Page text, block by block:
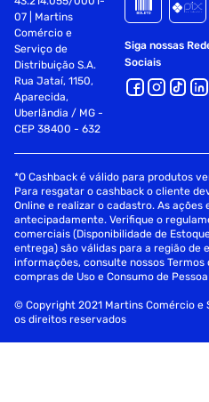
07 | Martins
Comércio e
Serviço de
Distribuição S.A.
Rua Jataí, 1150,
Aparecida,
Uberlândia / MG -
CEP 38400 - 632
Siga nossas
Sociais
*O Cashback é válido para produtos
Para resgatar o cashback o cliente
Online e realizar o cadastro. As ações
antecipadamente. Verifique o
comerciais (Disponibilidade de
entrega) são válidas para a região de
informações, consulte nossos Termos
compras de Uso e Consumo de
© Copyright 2021 Martins Comércio e
os direitos reservados